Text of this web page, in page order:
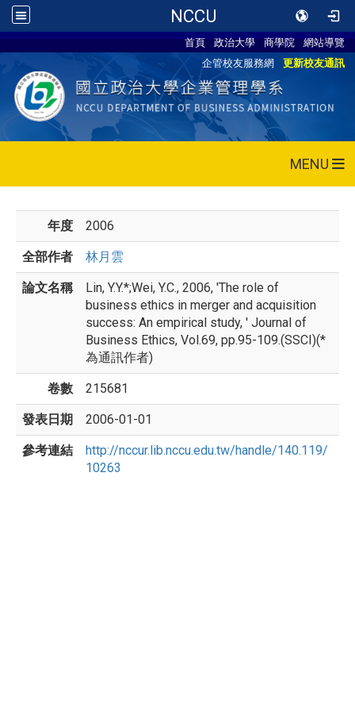
NCCU
首頁 政治大學 商學院
網站導覽
企管校友服務網
更新校友通訊
MENU
年度 2006
全部作者 林月雲
論文名稱
Lin, Y.Y.*;Wei, Y.C., 2006, 'The role of
business ethics in merger and acquisition
success: An empirical study, ' Journal of
Business Ethics, Vol.69, pp.95-109.(SSCI)(*
為通訊作者)
卷數 215681
發表日期 2006-01-01
參考連結
http://nccur.lib.nccu.edu.tw/handle/140.119/
10263